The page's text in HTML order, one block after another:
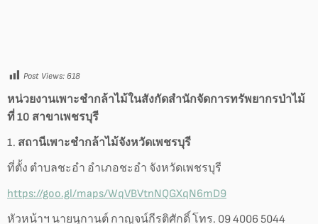
Post Views: 618
หน่วยงานเพาะชำกล้าไม้ในสังกัดสำนักจัดการทรัพยากรป่าไม้
ที่ 10 สาขาเพชรบุรี
1. สถานีเพาะชำกล้าไม้จังหวัดเพชรบุรี
ที่ตั้ง ตำบลชะอำ อำเภอชะอำ จังหวัดเพชรบุรี
https://goo.gl/maps/WqVBVtnNQGXqN6mD9
หัวหน้าฯ นายนุกานต์ กาญจน์กีรติศักดิ์ โทร. 09 4006 5044